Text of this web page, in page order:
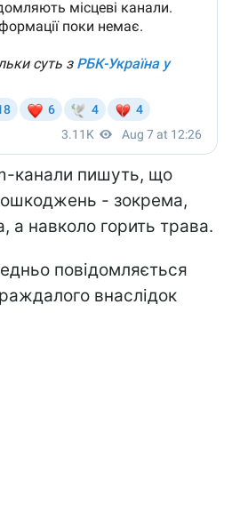
канали пишуть, що
- зокрема,
а навколо горить трава.
повідомляється
внаслідок